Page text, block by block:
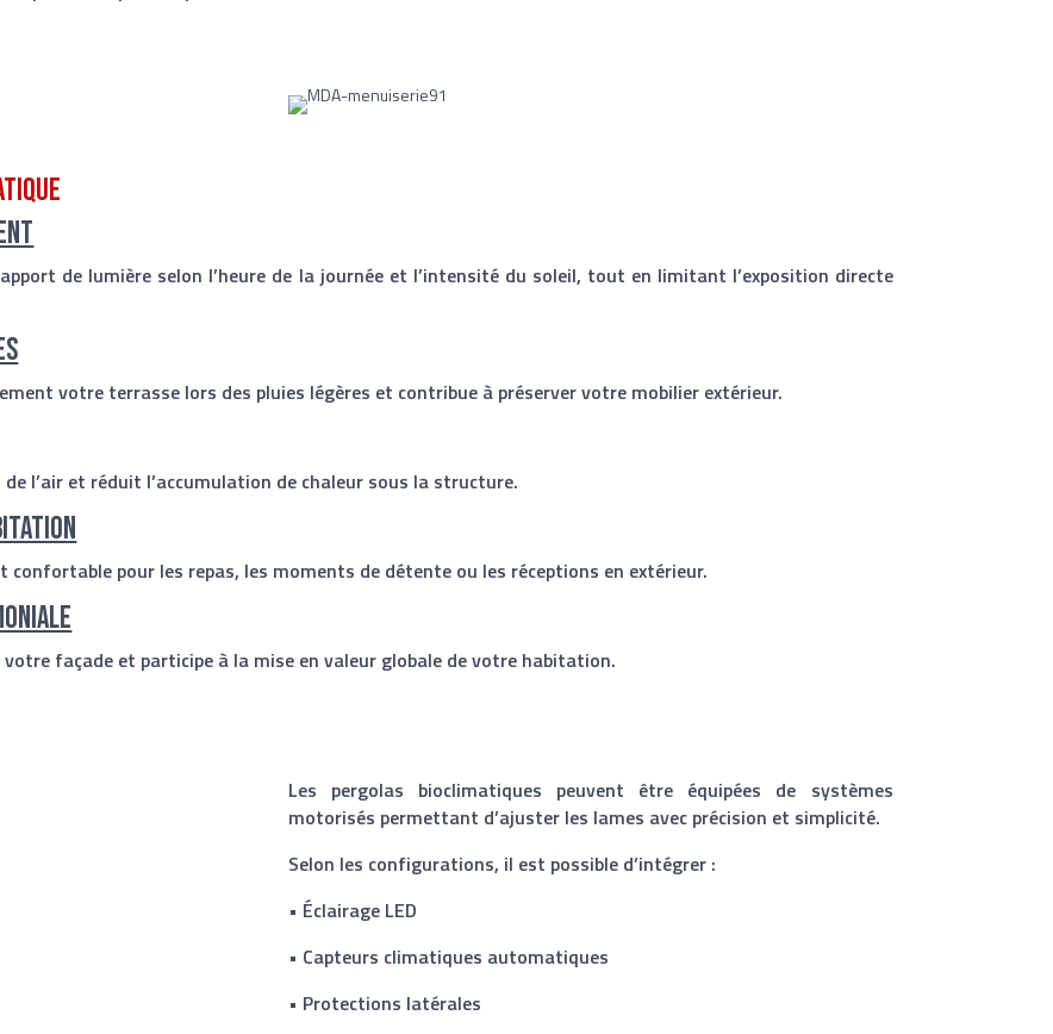
de lumière selon l’heure de la journée et l’intensité du soleil, tout en limitant l’exposition directe
votre terrasse lors des pluies légères et contribue à préserver votre mobilier extérieur.
l’air et réduit l’accumulation de chaleur sous la structure.
confortable pour les repas, les moments de détente ou les réceptions en extérieur.
façade et participe à la mise en valeur globale de votre habitation.
Les pergolas bioclimatiques peuvent être équipées de systèmes
motorisés permettant d’ajuster les lames avec précision et simplicité.
Selon les configurations, il est possible d’intégrer :
• Éclairage LED
• Capteurs climatiques automatiques
• Protections latérales